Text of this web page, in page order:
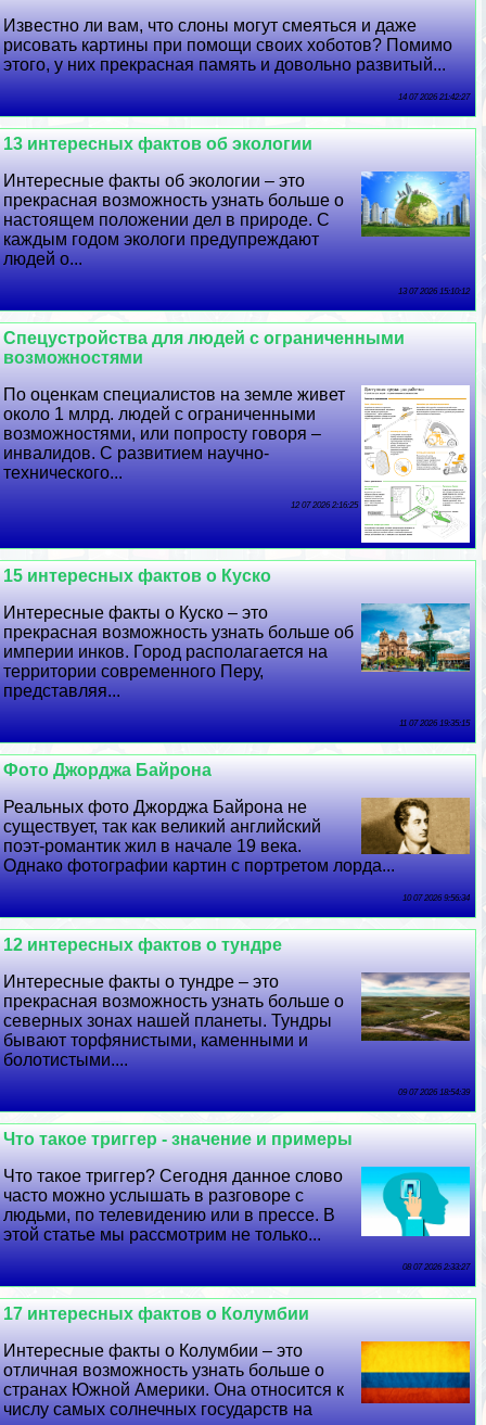
Известно ли вам, что слоны могут смеяться и даже
рисовать картины при помощи своих хоботов? Помимо
этого, у них прекрасная память и довольно развитый...
14 07 2026 21:42:27
13 интересных фактов об экологии
Интересные факты об экологии – это
прекрасная возможность узнать больше о
настоящем положении дел в природе. С
каждым годом экологи предупреждают
людей о...
13 07 2026 15:10:12
Спецустройства для людей с ограниченными
возможностями
По оценкам специалистов на земле живет
около 1 млрд. людей с ограниченными
возможностями, или попросту говоря –
инвалидов. С развитием научно-
технического...
12 07 2026 2:16:25
15 интересных фактов о Куско
Интересные факты о Куско – это
прекрасная возможность узнать больше об
империи инков. Город располагается на
территории современного Перу,
представляя...
11 07 2026 19:35:15
Фото Джорджа Байрона
Реальных фото Джорджа Байрона не
существует, так как великий английский
поэт-романтик жил в начале 19 века.
Однако фотографии картин с портретом лорда...
10 07 2026 9:56:34
12 интересных фактов о тундре
Интересные факты о тундре – это
прекрасная возможность узнать больше о
северных зонах нашей планеты. Тундры
бывают торфянистыми, каменными и
болотистыми....
09 07 2026 18:54:39
Что такое триггер - значение и примеры
Что такое триггер? Сегодня данное слово
часто можно услышать в разговоре с
людьми, по телевидению или в прессе. В
этой статье мы рассмотрим не только...
08 07 2026 2:33:27
17 интересных фактов о Колумбии
Интересные факты о Колумбии – это
отличная возможность узнать больше о
странах Южной Америки. Она относится к
числу самых солнечных государств на